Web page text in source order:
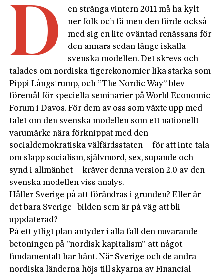
D
en stränga vintern 2011 må ha kylt
ner folk och fä men den förde också
med sig en lite oväntad renässans för
den annars sedan länge iskalla
svenska modellen. Det skrevs och
talades om nordiska tigerekonomier lika starka som
Pippi Långstrump, och ”The Nordic Way” blev
föremål för speciella seminarier på World Economic
Forum i Davos. För dem av oss som växte upp med
talet om den svenska modellen som ett nationellt
varumärke nära förknippat med den
socialdemokratiska välfärdsstaten – för att inte tala
om slapp socialism, självmord, sex, supande och
synd i allmänhet – kräver denna version 2.0 av den
svenska modellen viss analys.
Håller Sverige på att förändras i grunden? Eller är
det bara Sverige- bilden som är på väg att bli
uppdaterad?
På ett ytligt plan antyder i alla fall den nuvarande
betoningen på ”nordisk kapitalism” att något
fundamentalt har hänt. När Sverige och de andra
nordiska länderna höjs till skyarna av Financial